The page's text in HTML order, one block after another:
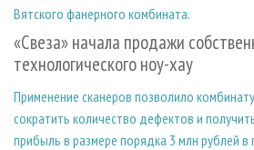
Вятского фанерного комбината.
«Свеза» начала продажи
технологического ноу-хау
Применение сканеров позволило
сократить количество дефектов и
прибыль в размере порядка 3 млн рублей в